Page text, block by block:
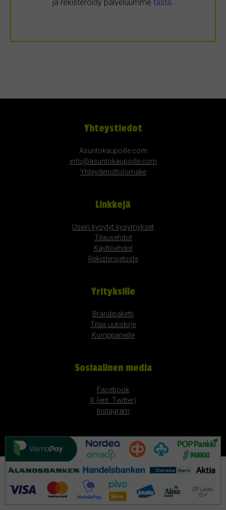
ja rekisteröidy palveluumme tästä.
Yhteystiedot
Asuntokaupoille.com
info@asuntokaupoille.com
Yhteydenottolomake
Linkkejä
Usein kysytyt kysymykset
Tilausehdot
Käyttöehdot
Rekisteriseloste
Yrityksille
Brändipaketti
Tilaa uutiskirje
Kumppaneille
Sosiaalinen media
Facebook
X (ent. Twitter)
Instagram